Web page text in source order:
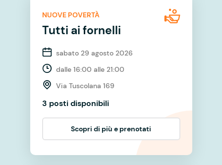
NUOVE POVERTÀ
Tutti ai fornelli
sabato 29 agosto 2026
dalle 16:00 alle 21:00
Via Tuscolana 169
3 posti disponibili
Scopri di più e prenotati